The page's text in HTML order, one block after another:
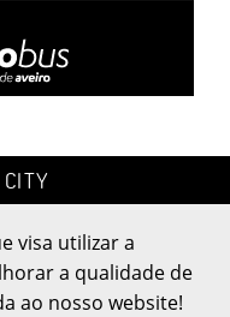
SMIGA
Municipal de
Geográfica
Territorial
de Pormenor...
visa utilizar a
a qualidade de
ao nosso website!